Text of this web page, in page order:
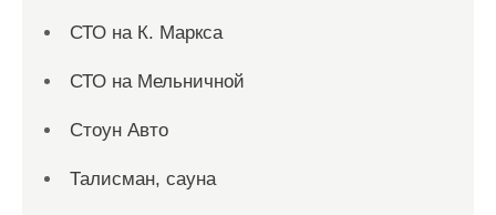
СТО на К. Маркса
СТО на Мельничной
Стоун Авто
Талисман, сауна